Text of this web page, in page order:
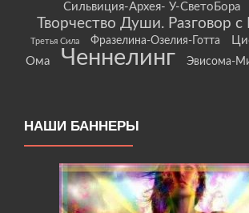
Сильвиция-Архея- У-СветоБора
Творчество Души. Разговор
Третья Сила Фразелина-Озелия-Готта
Ома
Ченнелинг Эвисома-
НАШИ БАННЕРЫ